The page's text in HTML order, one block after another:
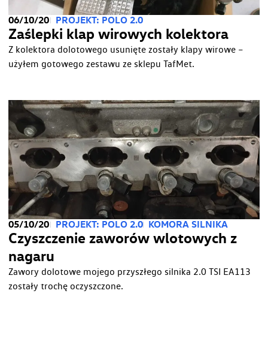
06/10/20 PROJEKT: POLO 2.0
Zaślepki klap wirowych kolektora
Z kolektora dolotowego usunięte zostały klapy wirowe –
użyłem gotowego zestawu ze sklepu TafMet.
05/10/20 PROJEKT: POLO 2.0 KOMORA SILNIKA
Czyszczenie zaworów wlotowych z
nagaru
Zawory dolotowe mojego przyszłego silnika 2.0 TSI EA113
zostały trochę oczyszczone.